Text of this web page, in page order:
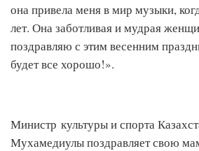
она привела меня в мир музыки,
лет. Она заботливая и мудрая
поздравляю с этим весенним
будет все хорошо!».
Министр культуры и спорта
Мухамедиулы поздравляет свою